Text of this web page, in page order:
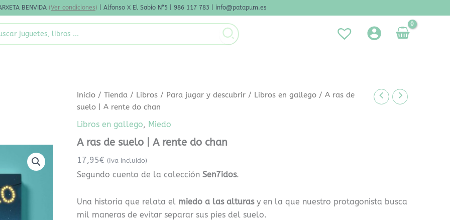
BENVIDA (Ver condiciones) | Alfonso X El Sabio N°5 | 986 117 783 | info@patapum.es
Inicio /Tienda / Libros / Para jugar y descubrir / Libros en gallego / A ras de
suelo | A rente do chan
Libros en gallego, Miedo
A ras de suelo | A rente do chan
17,95€ (Iva incluido)
Segundo cuento de la colecciónSen7idos.
Una historia que relata el miedo a las alturasy en la que nuestro protagonista busca
mil maneras de evitar separar sus pies del suelo.
A
suelo
A
do
chan